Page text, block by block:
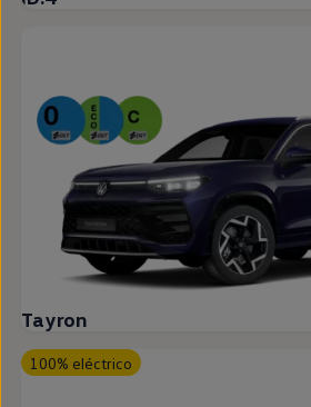
Tayron
100% eléctrico